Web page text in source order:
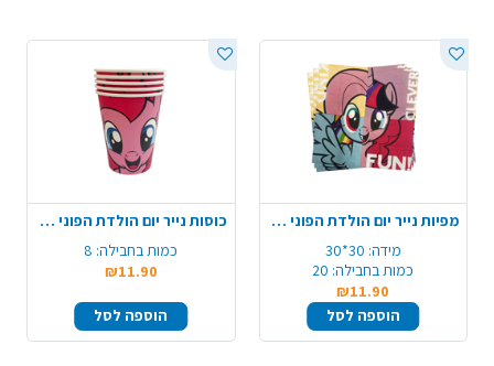
מפיות נייר יום הולדת הפוני הקטן 20 יח'
מידה: 30*30
כמות בחבילה: 20
₪11.90
הוספה לסל
כוסות נייר יום הולדת הפוני הקטן 8 יח' - ורוד
כמות בחבילה: 8
₪11.90
הוספה לסל